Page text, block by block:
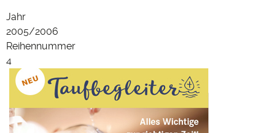
Jahr
2005/2006
Reihennummer
4